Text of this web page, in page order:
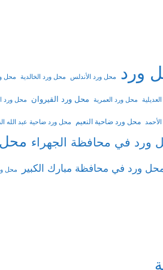
ورد محل ورد الأندلس محل ورد الخالدية محل
محل ورد العمرية محل ورد القيروان محل ورد
محل ورد ضاحية النعيم محل ورد ضاحية عبد الله
ورد في محافظة الجهراء
ورد في محافظة مبارك الكبير محل